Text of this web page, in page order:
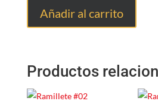
Añadir al carrito
Productos